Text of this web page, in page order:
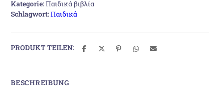
Kategorie:Παιδικά βιβλία
Schlagwort:Παιδικά
PRODUKT TEILEN:
BESCHREIBUNG